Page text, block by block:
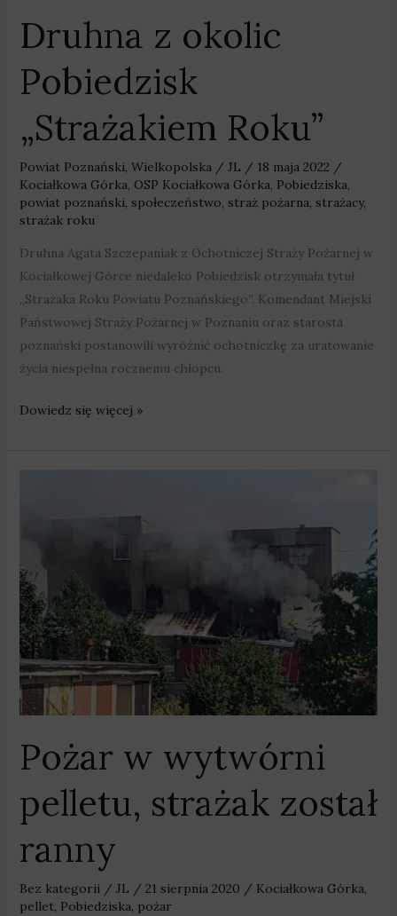
Druhna z okolic
Pobiedzisk
„Strażakiem Roku”
Powiat Poznański, Wielkopolska/ JL / 18 maja 2022 /
Kociałkowa Górka, OSP Kociałkowa Górka, Pobiedziska,
powiat poznański, społeczeństwo, straż pożarna, strażacy,
strażak roku
Druhna Agata Szczepaniak z Ochotniczej Straży Pożarnej w
Kociałkowej Górce niedaleko Pobiedzisk otrzymała tytuł
„Strażaka Roku Powiatu Poznańskiego”. Komendant Miejski
Państwowej Straży Pożarnej w Poznaniu oraz starosta
poznański postanowili wyróżnić ochotniczkę za uratowanie
życia niespełna rocznemu chłopcu.
Dowiedz się więcej »
Pożar w wytwórni
pelletu, strażak został
ranny
Bez kategorii/ JL / 21 sierpnia 2020 / Kociałkowa Górka,
pellet, Pobiedziska, pożar
strażak
został
ranny